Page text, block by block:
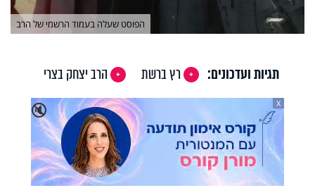
הפוסט שעלה בעמוד הרשמי של הרב
תגיות ועדכונים: רץ ברשת
הרב יצחק בצרי
🔇
X